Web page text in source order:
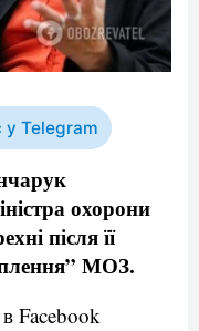
у Telegram
охорони
після її
МОЗ.
Facebook